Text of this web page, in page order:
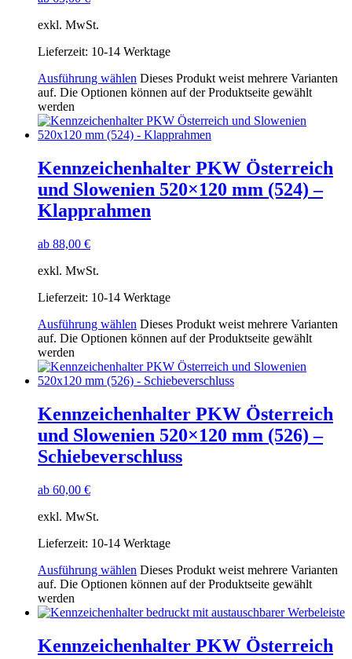
exkl. MwSt.
Lieferzeit: 10-14 Werktage
Ausführung wählen Dieses Produkt weist mehrere Varianten
auf. Die Optionen können auf der Produktseite gewählt
werden
Kennzeichenhalter PKW Österreich
und Slowenien 520×120 mm (524) –
Klapprahmen
ab 88,00 €
exkl. MwSt.
Lieferzeit: 10-14 Werktage
Ausführung wählen Dieses Produkt weist mehrere Varianten
auf. Die Optionen können auf der Produktseite gewählt
werden
Kennzeichenhalter PKW Österreich
und Slowenien 520×120 mm (526) –
Schiebeverschluss
ab 60,00 €
exkl. MwSt.
Lieferzeit: 10-14 Werktage
Ausführung wählen Dieses Produkt weist mehrere Varianten
auf. Die Optionen können auf der Produktseite gewählt
werden
Kennzeichenhalter PKW Österreich